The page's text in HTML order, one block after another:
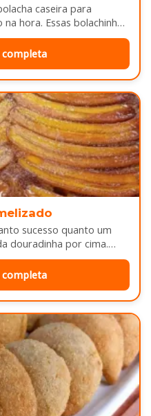
caseira para
hora. Essas bolachinhas
sucesso quanto um
douradinha por cima.